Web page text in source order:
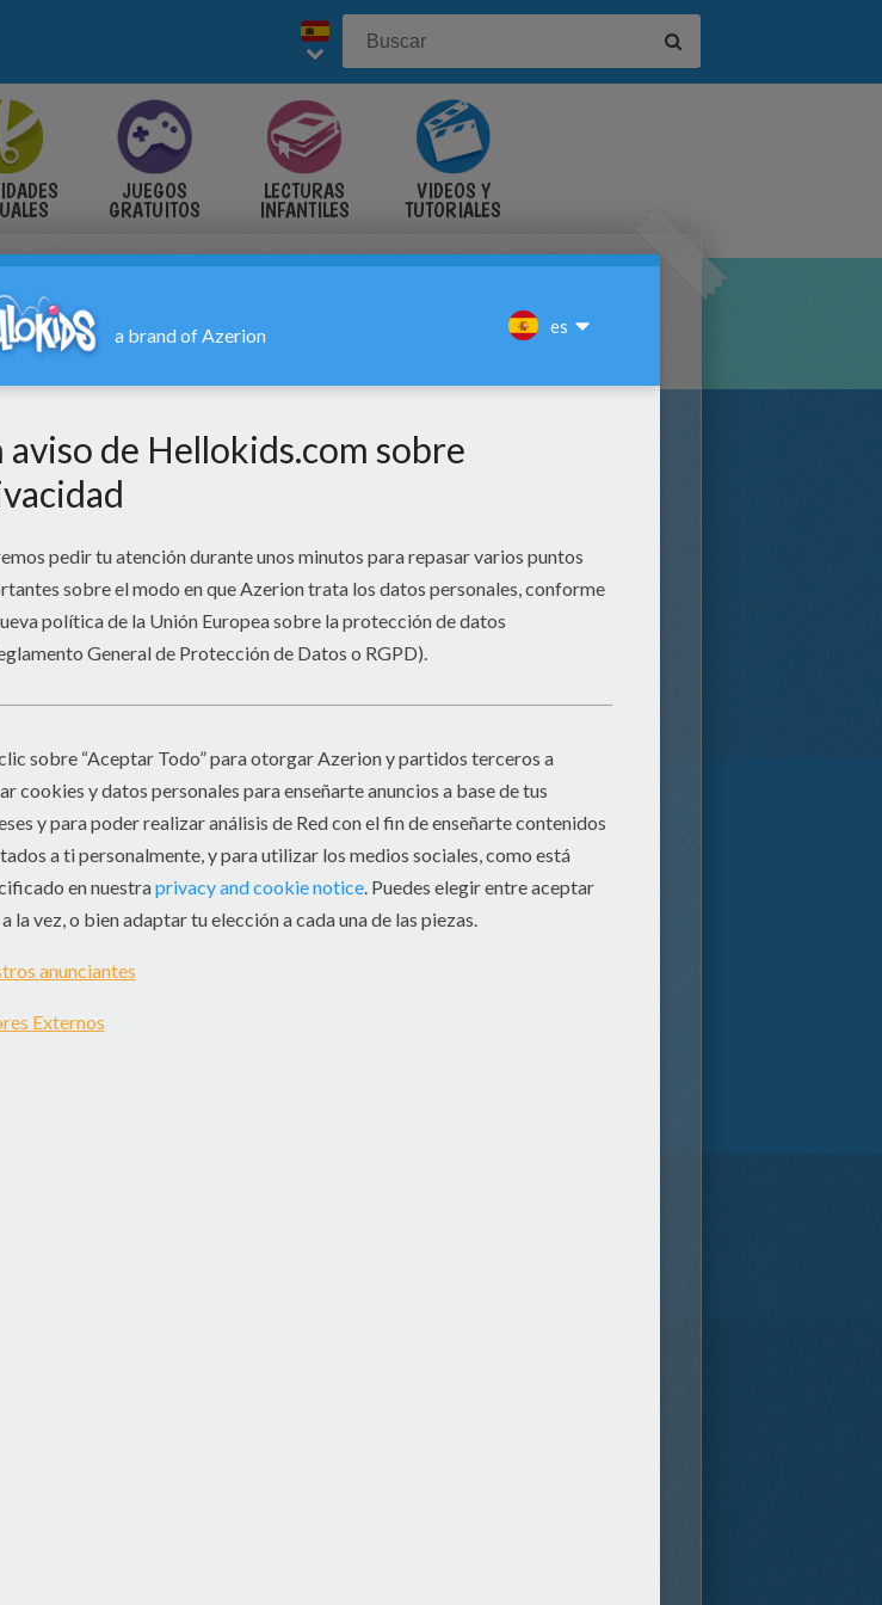
JUEGOS
GRATUITOS
LECTURAS
INFANTILES
VIDEOS Y
TUTORIALES
Thor: El Mundo Oscuro
cómics americanos. Mensuales o trimestrales (Strange,
historias de diferentes personajes, a diferencia de las
tenían derecho a su propia opinión.
Spider-Man
de estos personajes evolucionan e interactúan en el mismo
Marvel.